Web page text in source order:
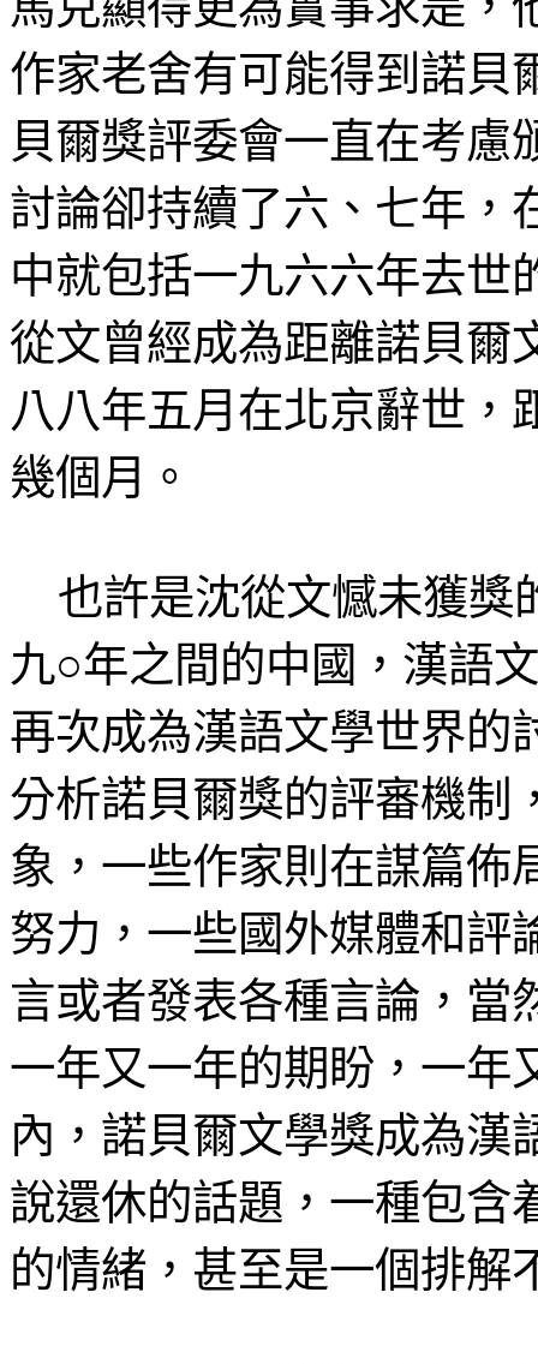
作家老舍有可能得到諾貝
貝爾獎評委會一直在考慮
討論卻持續了六、七年，
中就包括一九六六年去世
從文曾經成為距離諾貝爾
八八年五月在北京辭世，
幾個月。
也許是沈從文憾未獲獎
九○年之間的中國，漢語
再次成為漢語文學世界的
分析諾貝爾獎的評審機制
象，一些作家則在謀篇佈
努力，一些國外媒體和評
言或者發表各種言論，當
一年又一年的期盼，一年
內，諾貝爾文學獎成為漢
說還休的話題，一種包含
的情緒，甚至是一個排解